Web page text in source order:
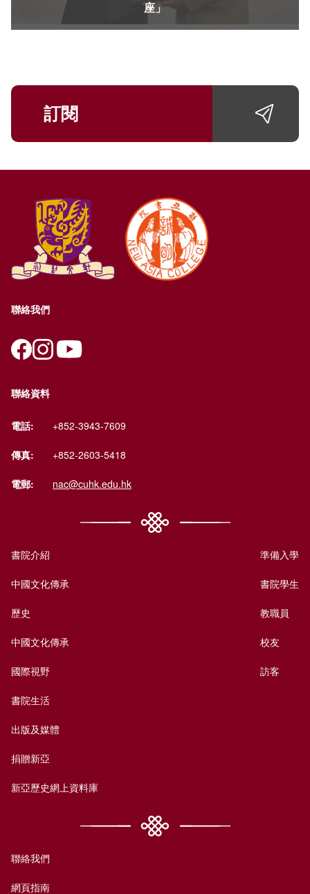
座」
訂閱
聯絡我們
聯絡資料
電話: +852-3943-7609
傳真: +852-2603-5418
電郵: nac@cuhk.edu.hk
書院介紹
中國文化傳承
歷史
中國文化傳承
國際視野
書院生活
出版及媒體
捐贈新亞
新亞歷史網上資料庫
準備入學
書院學生
教職員
校友
訪客
聯絡我們
網頁指南